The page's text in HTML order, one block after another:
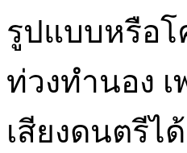
รูปแบบหรือโ
ท่วงทำนอง
เสียงดนตรีไ